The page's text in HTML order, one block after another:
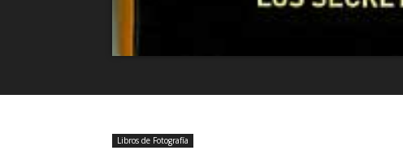
Libros de Fotografía